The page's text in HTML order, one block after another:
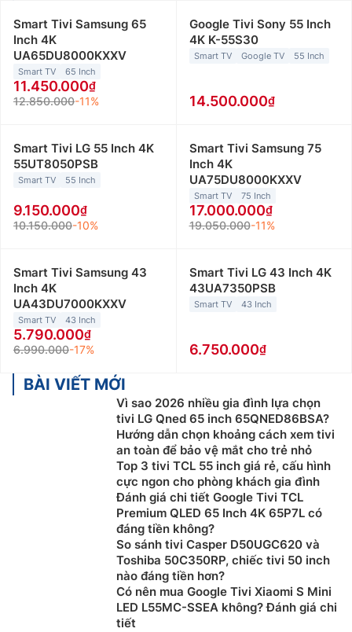
Smart Tivi Samsung 65
Inch 4K
UA65DU8000KXXV
Smart TV 65 Inch
11.450.000
12.850.000-11%
Google Tivi Sony 55 Inch
4K K-55S30
Smart TV Google TV 55 Inch
14.500.000
Smart Tivi LG 55 Inch 4K
55UT8050PSB
Smart TV 55 Inch
9.150.000
10.150.000-10%
Smart Tivi Samsung 75
Inch 4K
UA75DU8000KXXV
Smart TV 75 Inch
17.000.000
19.050.000-11%
Smart Tivi Samsung 43
Inch 4K
UA43DU7000KXXV
Smart TV 43 Inch
5.790.000
6.990.000-17%
Smart Tivi LG 43 Inch 4K
43UA7350PSB
Smart TV 43 Inch
6.750.000
BÀI VIẾT MỚI
Vì sao 2026 nhiều gia đình lựa chọn
tivi LG Qned 65 inch 65QNED86BSA?
Hướng dẫn chọn khoảng cách xem tivi
an toàn để bảo vệ mắt cho trẻ nhỏ
Top 3 tivi TCL 55 inch giá rẻ, cấu hình
cực ngon cho phòng khách gia đình
Đánh giá chi tiết Google Tivi TCL
Premium QLED 65 Inch 4K 65P7L có
đáng tiền không?
So sánh tivi Casper D50UGC620 và
Toshiba 50C350RP, chiếc tivi 50 inch
nào đáng tiền hơn?
Có nên mua Google Tivi Xiaomi S Mini
LED L55MC-SSEA không? Đánh giá chi
tiết